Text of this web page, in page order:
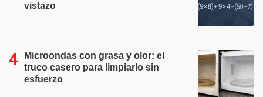
vistazo
Microondas con grasa y olor: el
truco casero para limpiarlo sin
esfuerzo